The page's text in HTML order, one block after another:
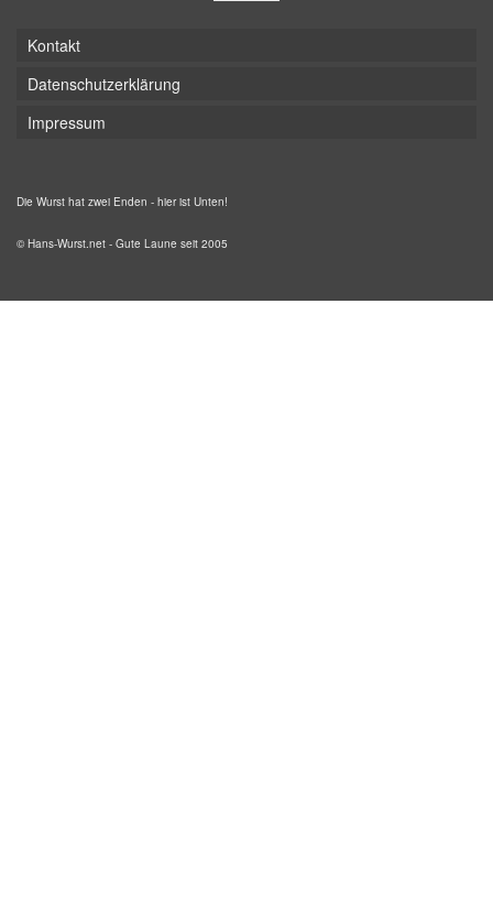
Kontakt
Datenschutzerklärung
Impressum
Die Wurst hat zwei Enden - hier ist Unten!
© Hans-Wurst.net - Gute Laune seit 2005